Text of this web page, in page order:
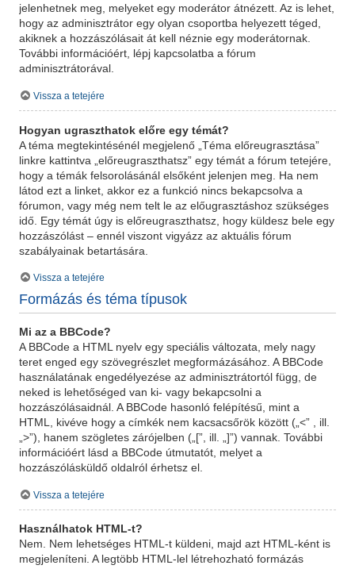
jelenhetnek meg, melyeket egy moderátor átnézett. Az is lehet,
hogy az adminisztrátor egy olyan csoportba helyezett téged,
akiknek a hozzászólásait át kell néznie egy moderátornak.
További információért, lépj kapcsolatba a fórum
adminisztrátorával.
Vissza a tetejére
Hogyan ugraszthatok előre egy témát?
A téma megtekintésénél megjelenő „Téma előreugrasztása”
linkre kattintva „előreugraszthatsz” egy témát a fórum tetejére,
hogy a témák felsorolásánál elsőként jelenjen meg. Ha nem
látod ezt a linket, akkor ez a funkció nincs bekapcsolva a
fórumon, vagy még nem telt le az előugrasztáshoz szükséges
idő. Egy témát úgy is előreugraszthatsz, hogy küldesz bele egy
hozzászólást – ennél viszont vigyázz az aktuális fórum
szabályainak betartására.
Vissza a tetejére
Formázás és téma típusok
Mi az a BBCode?
A BBCode a HTML nyelv egy speciális változata, mely nagy
teret enged egy szövegrészlet megformázásához. A BBCode
használatának engedélyezése az adminisztrátortól függ, de
neked is lehetőséged van ki- vagy bekapcsolni a
hozzászólásaidnál. A BBCode hasonló felépítésű, mint a
HTML, kivéve hogy a címkék nem kacsacsőrök között („<” , ill.
„>”), hanem szögletes zárójelben („[”, ill. „]”) vannak. További
információért lásd a BBCode útmutatót, melyet a
hozzászólásküldő oldalról érhetsz el.
Vissza a tetejére
Használhatok HTML-t?
Nem. Nem lehetséges HTML-t küldeni, majd azt HTML-ként is
megjeleníteni. A legtöbb HTML-lel létrehozható formázás